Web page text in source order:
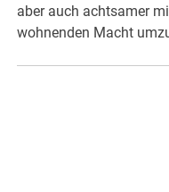
aber auch achtsamer
wohnenden Macht